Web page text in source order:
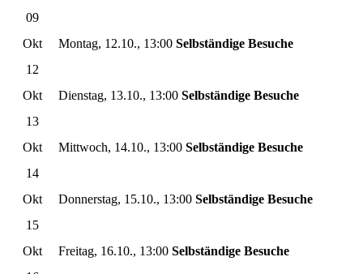
09
Okt
12
Montag, 12.10., 13:00 Selbständige Besuche
Okt
13
Dienstag, 13.10., 13:00 Selbständige Besuche
Okt
14
Mittwoch, 14.10., 13:00 Selbständige Besuche
Okt
15
Donnerstag, 15.10., 13:00 Selbständige Besuche
Okt
Freitag, 16.10., 13:00 Selbständige Besuche